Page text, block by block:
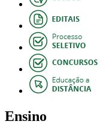
Ensino